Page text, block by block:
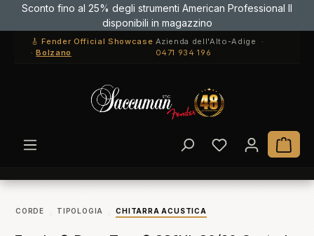
Passa al contenuto principale
Sconto fino al 25% degli strumenti American Professional II
disponibili in magazzino
🎸 Fender Official Showcase
·Bolzano
Azienda dell'Alto-Adige ·
0471 934 196
Hai 0 articoli
Il
CORDE TIPOLOGIA CHITARRA ACUSTICA